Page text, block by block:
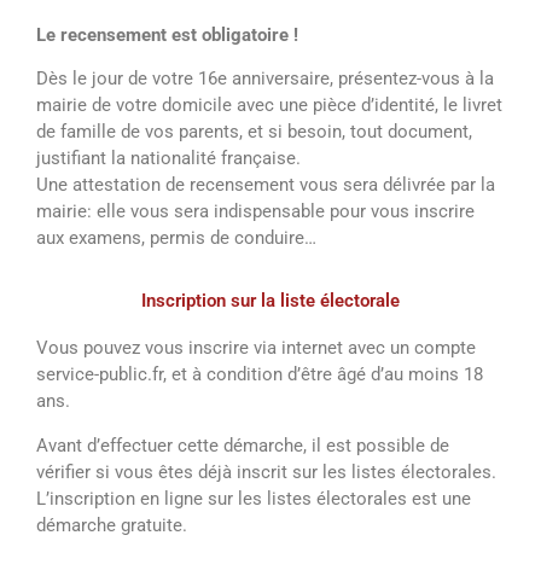
Le recensement est obligatoire !
Dès le jour de votre 16e anniversaire, présentez-vous à la
mairie de votre domicile avec une pièce d’identité, le livret
de famille de vos parents, et si besoin, tout document,
justifiant la nationalité française.
Une attestation de recensement vous sera délivrée par la
mairie: elle vous sera indispensable pour vous inscrire
aux examens, permis de conduire…
Inscription sur la liste électorale
Vous pouvez vous inscrire via internet avec un compte
service-public.fr, et à condition d’être âgé d’au moins 18
ans.
Avant d’effectuer cette démarche, il est possible de
vérifier si vous êtes déjà inscrit sur les listes électorales.
L’inscription en ligne sur les listes électorales est une
démarche gratuite.